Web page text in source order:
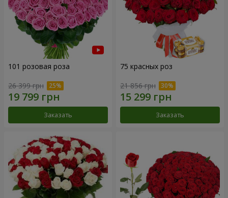
101 розовая роза
26 399 грн
Заказать
75 красных роз
21 856 грн
Заказать